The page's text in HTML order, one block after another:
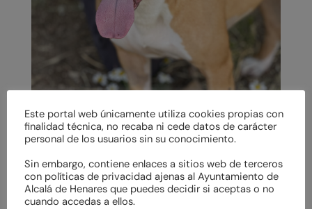
Este portal web únicamente utiliza cookies propias con
finalidad técnica, no recaba ni cede datos de carácter
personal de los usuarios sin su conocimiento.
Sin embargo, contiene enlaces a sitios web de terceros
con políticas de privacidad ajenas al Ayuntamiento de
Alcalá de Henares que puedes decidir si aceptas o no
cuando accedas a ellos.